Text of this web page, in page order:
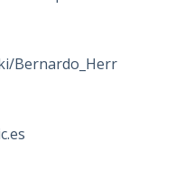
Bernardo_Herr